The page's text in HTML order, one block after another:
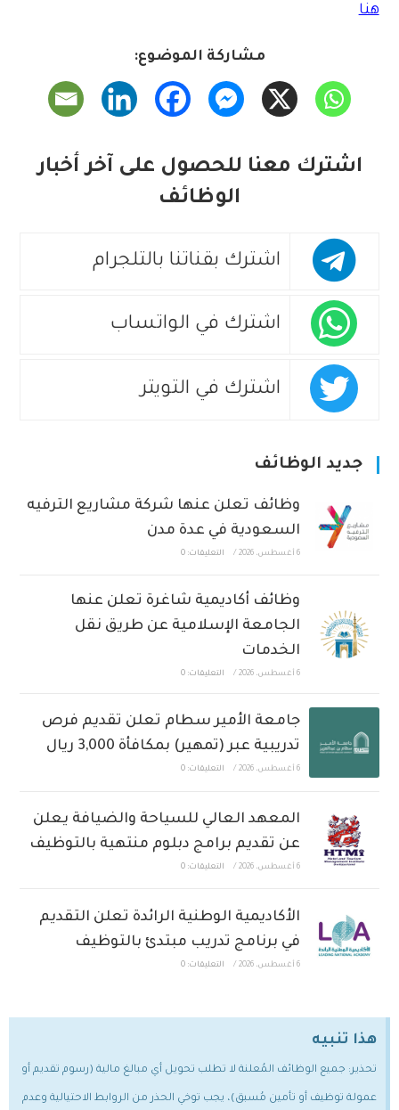
هنا
مشاركة الموضوع:
اشترك معنا للحصول على آخر أخبار
الوظائف
اشترك بقناتنا بالتلجرام
اشترك في الواتساب
اشترك في التويتر
جديد الوظائف
وظائف تعلن عنها شركة مشاريع الترفيه
السعودية في عدة مدن
6 أغسطس، 2026 / التعليقات: 0
وظائف أكاديمية شاغرة تعلن عنها
الجامعة الإسلامية عن طريق نقل
الخدمات
6 أغسطس، 2026 / التعليقات: 0
جامعة الأمير سطام تعلن تقديم فرص
تدريبية عبر (تمهير) بمكافأة 3,000 ريال
6 أغسطس، 2026 / التعليقات: 0
المعهد العالي للسياحة والضيافة يعلن
عن تقديم برامج دبلوم منتهية بالتوظيف
6 أغسطس، 2026 / التعليقات: 0
الأكاديمية الوطنية الرائدة تعلن التقديم
في برنامج تدريب مبتدئ بالتوظيف
6 أغسطس، 2026 / التعليقات: 0
هذا تنبيه
تحذير: جميع الوظائف المُعلنة لا تطلب تحويل أي مبالغ مالية (رسوم تقديم أو
عمولة توظيف أو تأمين مُسبق)، يجب توخي الحذر من الروابط الاحتيالية وعدم